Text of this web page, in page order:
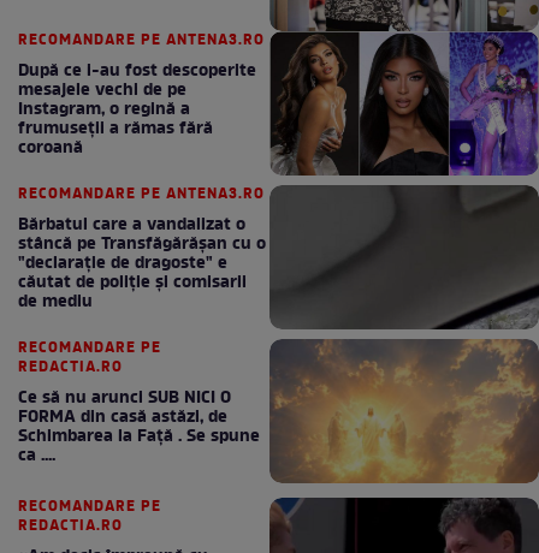
RECOMANDARE PE ANTENA3.RO
După ce i-au fost descoperite
mesajele vechi de pe
Instagram, o regină a
frumuseții a rămas fără
coroană
RECOMANDARE PE ANTENA3.RO
Bărbatul care a vandalizat o
stâncă pe Transfăgărășan cu o
"declaraţie de dragoste" e
căutat de poliție și comisarii
de mediu
RECOMANDARE PE
REDACTIA.RO
Ce să nu arunci SUB NICI O
FORMA din casă astăzi, de
Schimbarea la Față . Se spune
ca ....
RECOMANDARE PE
REDACTIA.RO